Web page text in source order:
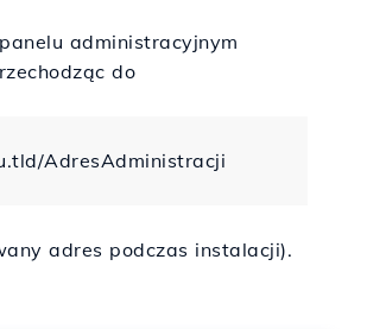
administracyjnym
do
AdresAdministracji
adres podczas instalacji).